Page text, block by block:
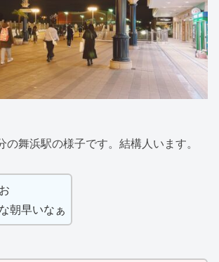
の舞浜駅の様子です。結構人います。
朝早いなぁ